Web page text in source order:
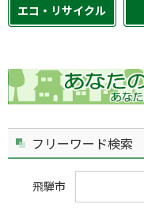
エコ・リサイクル
フリーワード検索
飛騨市